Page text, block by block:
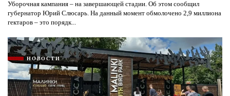
Уборочная кампания – на завершающей стадии. Об этом сообщил
губернатор Юрий Слюсарь. На данный момент обмолочено 2,9 миллиона
гектаров – это порядк...
НОВОСТИ